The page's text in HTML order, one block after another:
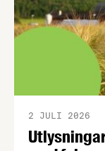
2 JULI 2026